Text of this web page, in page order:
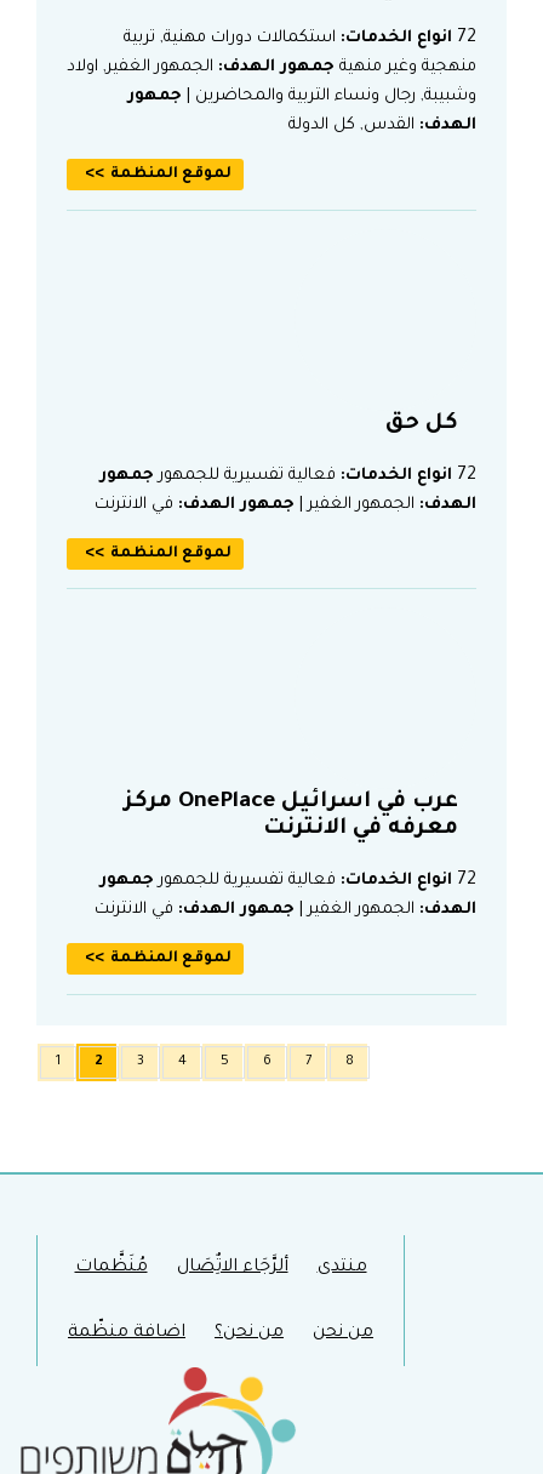
72 انواع الخدمات: استكمالات دورات مهنية, تربية
منهجية وغير منهية جمهور الهدف: الجمهور الغفير, اولاد
وشبيبة, رجال ونساء التربية والمحاضرين | جمهور
الهدف: القدس, كل الدولة
لموقع المنظمة
كل حق
72 انواع الخدمات: فعالية تفسيرية للجمهور جمهور
الهدف: الجمهور الغفير | جمهور الهدف: في الانترنت
لموقع المنظمة
عرب في اسرائيل OnePlace مركز
معرفه في الانترنت
72 انواع الخدمات: فعالية تفسيرية للجمهور جمهور
الهدف: الجمهور الغفير | جمهور الهدف: في الانترنت
لموقع المنظمة
1 2 3 4 5 6 7 8
منتدى ألرَّجَاء الاتٌِصَال مُنَظَّمات
من نحن من نحن؟ اضافة منظّمة